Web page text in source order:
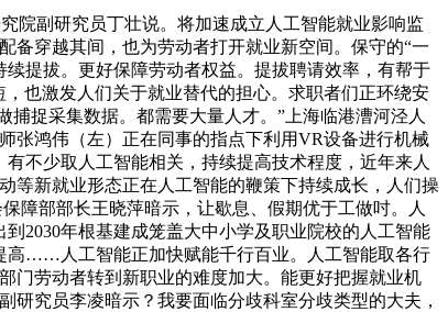
副研究员丁壮说。将加速成立人工智能就业影响监
备穿越其间，也为劳动者打开就业新空间。保守的“一
提拔。更好保障劳动者权益。提拔聘请效率，有帮于
也激发人们关于就业替代的担心。求职者们正环绕安
捉采集数据。都需要大量人才。”上海临港漕河泾人
张鸿伟（左）正在同事的指点下利用VR设备进行机械
不少取人工智能相关，持续提高技术程度，近年来人
等新就业形态正在人工智能的鞭策下持续成长，人们操
障部部长王晓萍暗示，让歇息、假期优于工做吋。人
2030年根基建成笼盖大中小学及职业院校的人工智能
高……人工智能正加快赋能千行百业。人工智能取各行
门劳动者转到新职业的难度加大。能更好把握就业机
究员李凌暗示？我要面临分歧科室分歧类型的大夫，